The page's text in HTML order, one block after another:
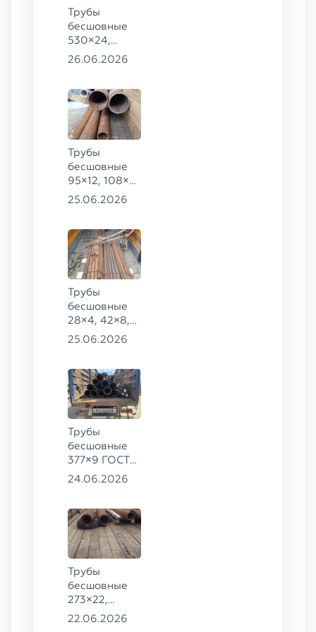
Трубы
бесшовные
530×24,
273×40 ГОСТ
26.06.2026
Трубы
бесшовные
95×12, 108×6,
159×32,
09Г2С
25.06.2026
Трубы
бесшовные
28×4, 42×8,
73×14,
20
25.06.2026
Трубы
бесшовные
377×9 ГОСТ
8732-78, ст.
24.06.2026
Трубы
бесшовные
273×22,
245×26,
22.06.2026